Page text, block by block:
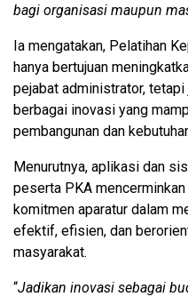
bagi organisasi maupun
Ia mengatakan, Pelatihan
hanya bertujuan
pejabat administrator,
berbagai inovasi yang
pembangunan dan
Menurutnya, aplikasi dan
peserta PKA
komitmen aparatur dalam
efektif, efisien, dan
masyarakat.
“Jadikan inovasi sebagai